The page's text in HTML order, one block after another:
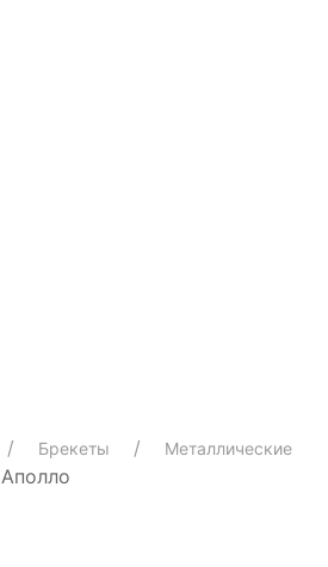
Брекеты
Металлические
Аполло